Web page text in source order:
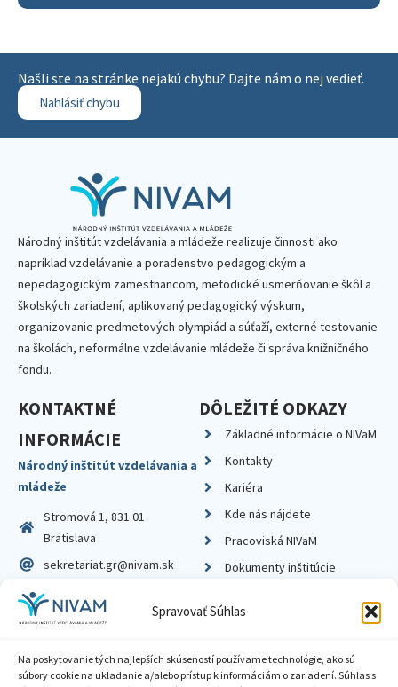
Spravovať Súhlas
Na poskytovanie tých najlepších skúseností používame technológie, ako sú
súbory cookie na ukladanie a/alebo prístup k informáciám o zariadení. Súhlas s
Našli ste na stránke nejakú chybu? Dajte nám o nej vedieť.
Nahlásiť chybu
Národný inštitút vzdelávania a mládeže realizuje činnosti ako
napríklad vzdelávanie a poradenstvo pedagogickým a
nepedagogickým zamestnancom, metodické usmerňovanie škôl a
školských zariadení, aplikovaný pedagogický výskum,
organizovanie predmetových olympiád a súťaží, externé testovanie
na školách, neformálne vzdelávanie mládeže či správa knižničného
fondu.
KONTAKTNÉ
INFORMÁCIE
Národný inštitút vzdelávania a
mládeže
Stromová 1, 831 01
Bratislava
sekretariat.gr@nivam.sk
IČO: 00164348
DIČ: 2020798714
DÔLEŽITÉ ODKAZY
Základné informácie o NIVaM
Kontakty
Kariéra
Kde nás nájdete
Pracoviská NIVaM
Dokumenty inštitúcie